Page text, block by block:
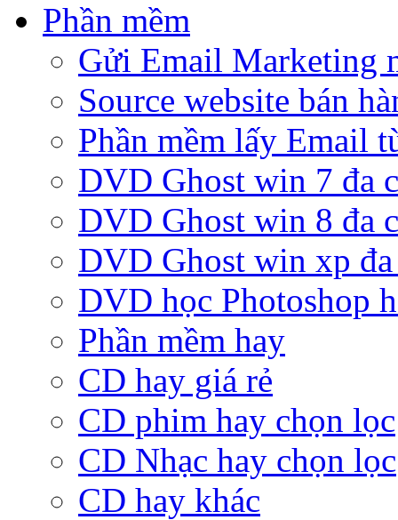
Phần mềm
Gửi Email Marketing
Source website bán
Phần mềm lấy Email
DVD Ghost win 7 đa
DVD Ghost win 8 đa
DVD Ghost win xp
DVD học Photoshop
Phần mềm hay
CD hay giá rẻ
CD phim hay chọn lọc
CD Nhạc hay chọn lọc
CD hay khác